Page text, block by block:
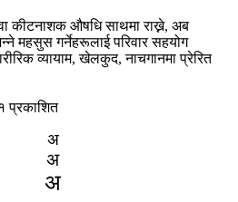
कीटनाशक औषधि साथमा राख्ने, अब
महसुस गर्नेहरूलाई परिवार सहयोग
व्यायाम, खेलकुद, नाचगानमा प्रेरित
प्रकाशित
अ
अ
अ